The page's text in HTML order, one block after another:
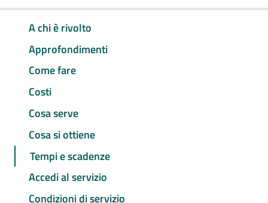
A chi è rivolto
Approfondimenti
Come fare
Costi
Cosa serve
Cosa si ottiene
Tempi e scadenze
Accedi al servizio
Condizioni di servizio